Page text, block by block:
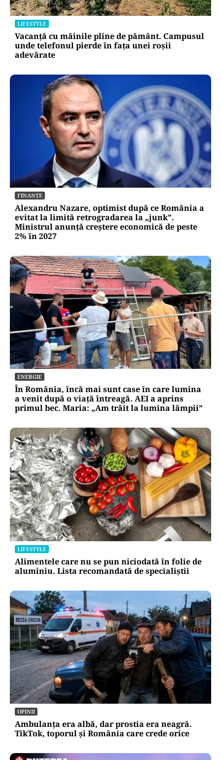
LIFESTYLE
Vacanță cu mâinile pline de pământ. Campusul
unde telefonul pierde în fața unei roșii
adevărate
FINANȚE
Alexandru Nazare, optimist după ce România a
evitat la limită retrogradarea la „junk”.
Ministrul anunță creștere economică de peste
2% în 2027
ENERGIE
În România, încă mai sunt case în care lumina
a venit după o viață întreagă. AEI a aprins
primul bec. Maria: „Am trăit la lumina lămpii”
LIFESTYLE
Alimentele care nu se pun niciodată în folie de
aluminiu. Lista recomandată de specialiștii
OPINII
Ambulanța era albă, dar prostia era neagră.
TikTok, toporul și România care crede orice